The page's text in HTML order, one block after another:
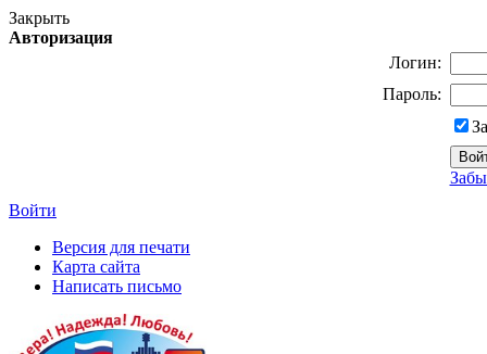
Закрыть
Авторизация
Логин:
Пароль:
Войти
Версия для печати
Карта сайта
Написать письмо